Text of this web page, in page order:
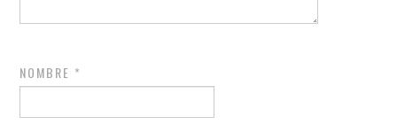
NOMBRE *